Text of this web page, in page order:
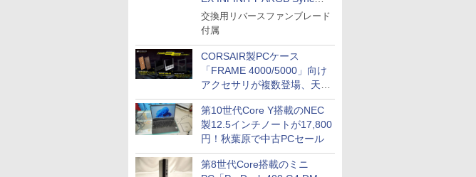
に単品パッケージ
交換用リバースファンブレード
付属
CORSAIR製PCケース
「FRAME 4000/5000」向け
アクセサリが複数登場、天然
木製パネルや背面コネクタ対
応トレイなど
第10世代Core Y搭載のNEC
製12.5インチノートが17,800
円！秋葉原で中古PCセール
第8世代Core搭載のミニ